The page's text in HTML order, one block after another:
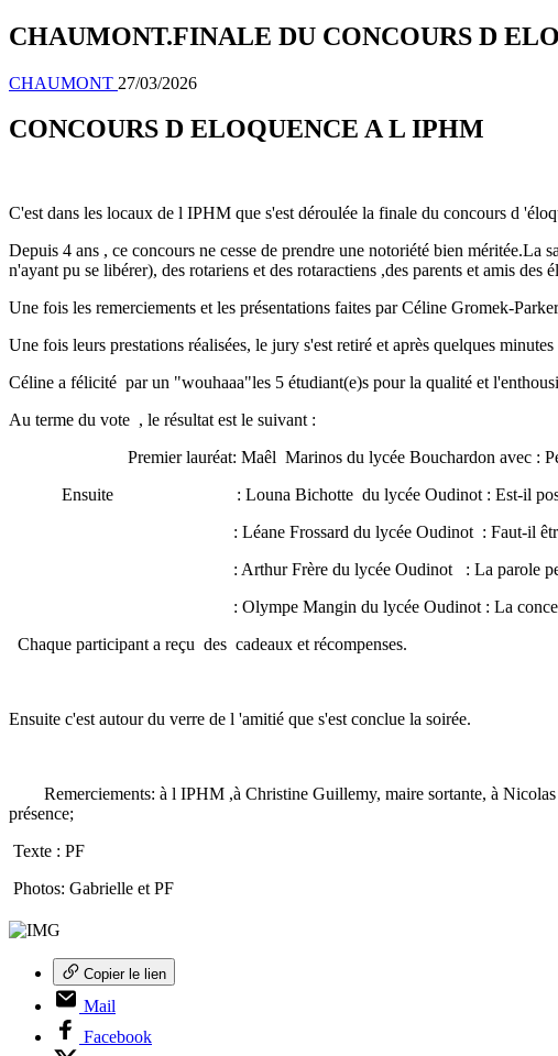
CHAUMONT.FINALE DU CONCOURS D
CHAUMONT 27/03/2026
CONCOURS D ELOQUENCE A L IPHM
C'est dans les locaux de l IPHM que s'est déroulée la finale du concours d
Depuis 4 ans , ce concours ne cesse de prendre une notoriété bien
n'ayant pu se libérer), des rotariens et des rotaractiens ,des parents et amis
Une fois les remerciements et les présentations faites par Céline Gromek-
Une fois leurs prestations réalisées, le jury s'est retiré et après quelques
Céline a félicité par un "wouhaaa"les 5 étudiant(e)s pour la qualité et
Au terme du vote , le résultat est le suivant :
Premier lauréat: Maêl Marinos du lycée Bouchardon avec :
Ensuite : Louna Bichotte du lycée Oudinot : Est-il possible
: Léane Frossard du lycée Oudinot : Faut-il être
: Arthur Frère du lycée Oudinot : La parole peut-
: Olympe Mangin du lycée Oudinot : La concertation de
Chaque participant a reçu des cadeaux et récompenses.
Ensuite c'est autour du verre de l 'amitié que s'est conclue la soirée.
Remerciements: à l IPHM ,à Christine Guillemy, maire sortante, à Nicolas
présence;
Texte : PF
Photos: Gabrielle et PF
Copier le lien
Mail
Facebook